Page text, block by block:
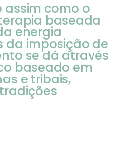
assim como o
baseada
energia
da imposição de
se dá através
baseado em
e tribais,